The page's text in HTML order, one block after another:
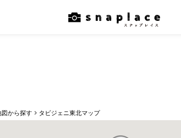
図から探す タビジェニ東北マップ